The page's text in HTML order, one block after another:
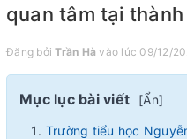
quan tâm tại
Đăng bởiTrần Hà vào lúc 09/12/
Mục lục bài viết [Ẩn]
Trường tiểu học